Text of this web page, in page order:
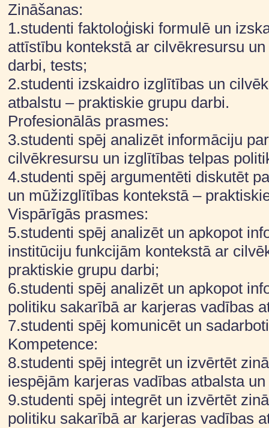
Zināšanas:
1.studenti faktoloģiski formulē un
attīstību kontekstā ar cilvēkresursu
darbi, tests;
2.studenti izskaidro izglītības un
atbalstu – praktiskie grupu darbi.
Profesionālās prasmes:
3.studenti spēj analizēt informāciju
cilvēkresursu un izglītības telpas
4.studenti spēj argumentēti diskutēt
un mūžizglītības kontekstā –
Vispārīgās prasmes:
5.studenti spēj analizēt un apkopot
institūciju funkcijām kontekstā ar
praktiskie grupu darbi;
6.studenti spēj analizēt un apkopot
politiku sakarībā ar karjeras vadības
7.studenti spēj komunicēt un
Kompetence:
8.studenti spēj integrēt un izvērtēt
iespējām karjeras vadības atbalsta
9.studenti spēj integrēt un izvērtēt
politiku sakarībā ar karjeras vadības